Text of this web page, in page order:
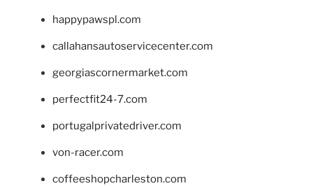
happypawspl.com
callahansautoservicecenter.com
georgiascornermarket.com
perfectfit24-7.com
portugalprivatedriver.com
von-racer.com
coffeeshopcharleston.com